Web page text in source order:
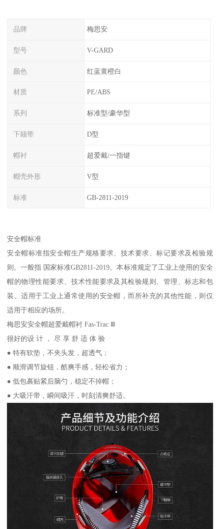
品牌 梅思安
型号 V-GARD
颜色 红蓝黄橙白
材质 PE/ABS
系列 标准型/豪华型
下颏带 D型
帽衬 超爱戴/一指键
帽壳外形 V型
标准 GB-2811-2019
安全帽标准
安全帽标准指安全帽生产规格要求、技术要求、标记要求及检验规
则。一般指 国家标准GB2811-2019。本标准规定了工业上使用的安全
帽的物理性能要求、技术性能要求及其检验规则、管理、标志和包
装。适用于工业上通常使用的安全帽，而所补充的其他性能，则仅
适用于相应的场所。
梅思安安全帽超爱戴帽衬 Fas-Trac Ⅲ
很好的设 计 ， 尽 享 舒 适 体 验
● 特有软垫，不夹头发，超透气；
● 顺滑调节旋钮，酷爽手感，轻松省力；
● 低包裹贴紧后脑勺，稳定不掉帽；
● 大吸汗带，瞬间吸汗，时刻清爽舒适。